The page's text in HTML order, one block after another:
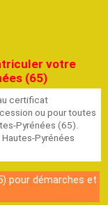
votre
(65)
certificat
ou pour toutes
Pyrénées (65).
Pyrénées
pour démarches et